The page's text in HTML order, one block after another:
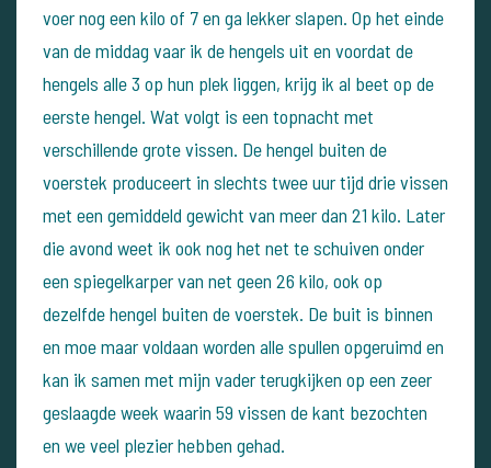
voer nog een kilo of 7 en ga lekker slapen. Op het einde
van de middag vaar ik de hengels uit en voordat de
hengels alle 3 op hun plek liggen, krijg ik al beet op de
eerste hengel. Wat volgt is een topnacht met
verschillende grote vissen. De hengel buiten de
voerstek produceert in slechts twee uur tijd drie vissen
met een gemiddeld gewicht van meer dan 21 kilo. Later
die avond weet ik ook nog het net te schuiven onder
een spiegelkarper van net geen 26 kilo, ook op
dezelfde hengel buiten de voerstek. De buit is binnen
en moe maar voldaan worden alle spullen opgeruimd en
kan ik samen met mijn vader terugkijken op een zeer
geslaagde week waarin 59 vissen de kant bezochten
en we veel plezier hebben gehad.